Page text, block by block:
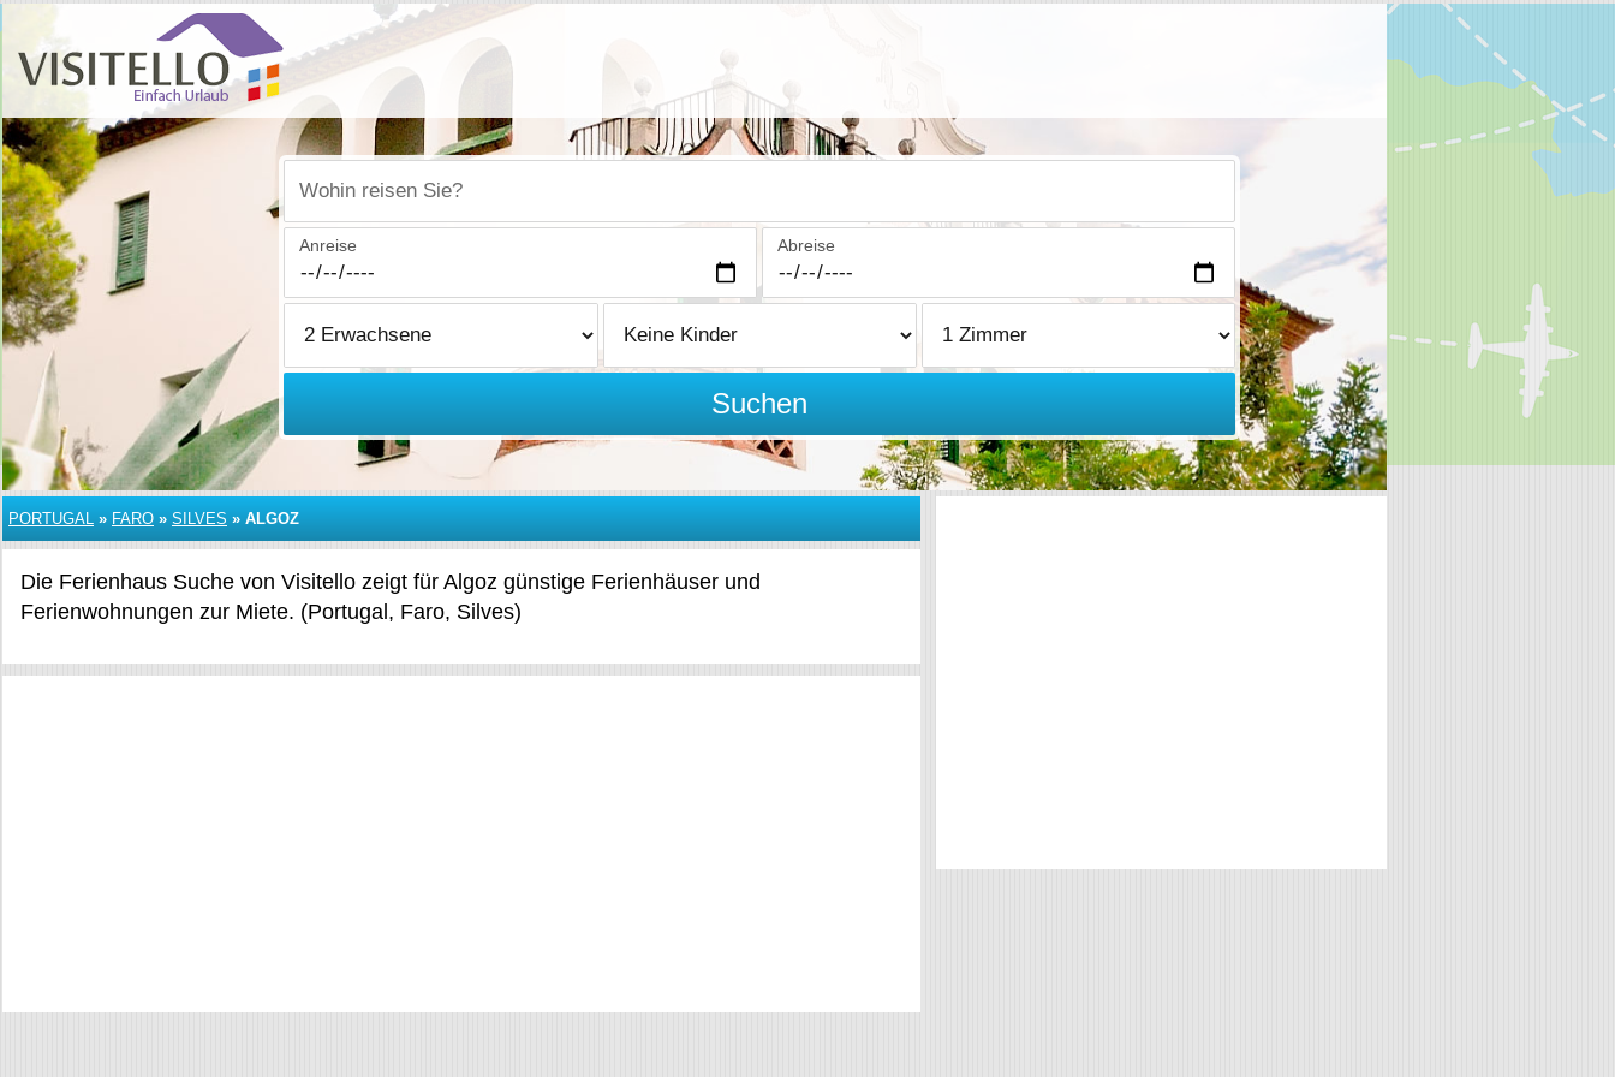
Wohin reisen Sie?
Anreise Abreise
Suchen
PORTUGAL » FARO » SILVES » ALGOZ
Die Ferienhaus Suche von Visitello zeigt für Algoz günstige Ferienhäuser und
Ferienwohnungen zur Miete. (Portugal, Faro, Silves)